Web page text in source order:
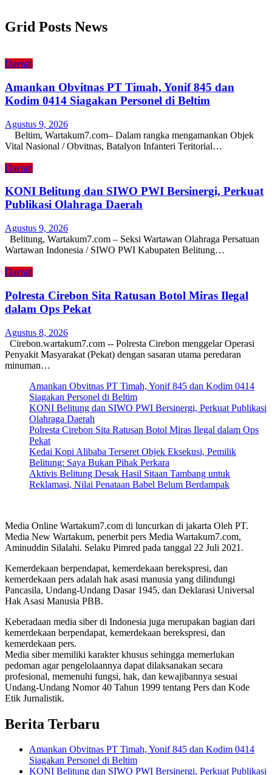
Grid Posts News
Daerah
Amankan Obvitnas PT Timah, Yonif 845 dan
Kodim 0414 Siagakan Personel di Beltim
Agustus 9, 2026
Beltim, Wartakum7.com– Dalam rangka mengamankan Objek
Vital Nasional / Obvitnas, Batalyon Infanteri Teritorial…
Daerah
KONI Belitung dan SIWO PWI Bersinergi, Perkuat
Publikasi Olahraga Daerah
Agustus 9, 2026
Belitung, Wartakum7.com – Seksi Wartawan Olahraga Persatuan
Wartawan Indonesia / SIWO PWI Kabupaten Belitung…
Daerah
Polresta Cirebon Sita Ratusan Botol Miras Ilegal
dalam Ops Pekat
Agustus 8, 2026
Cirebon.wartakum7.com -- Polresta Cirebon menggelar Operasi
Penyakit Masyarakat (Pekat) dengan sasaran utama peredaran
minuman…
Amankan Obvitnas PT Timah, Yonif 845 dan Kodim 0414
Siagakan Personel di Beltim
KONI Belitung dan SIWO PWI Bersinergi, Perkuat Publikasi
Olahraga Daerah
Polresta Cirebon Sita Ratusan Botol Miras Ilegal dalam Ops
Pekat
Kedai Kopi Alibaba Terseret Objek Eksekusi, Pemilik
Belitung: Saya Bukan Pihak Perkara
Aktivis Belitung Desak Hasil Sitaan Tambang untuk
Reklamasi, Nilai Penataan Babel Belum Berdampak
Media Online Wartakum7.com di luncurkan di jakarta Oleh PT.
Media New Wartakum, penerbit pers Media Wartakum7.com,
Aminuddin Silalahi. Selaku Pimred pada tanggal 22 Juli 2021.
Kemerdekaan berpendapat, kemerdekaan berekspresi, dan
kemerdekaan pers adalah hak asasi manusia yang dilindungi
Pancasila, Undang-Undang Dasar 1945, dan Deklarasi Universal
Hak Asasi Manusia PBB.
Keberadaan media siber di Indonesia juga merupakan bagian dari
kemerdekaan berpendapat, kemerdekaan berekspresi, dan
kemerdekaan pers.
Media siber memiliki karakter khusus sehingga memerlukan
pedoman agar pengelolaannya dapat dilaksanakan secara
profesional, memenuhi fungsi, hak, dan kewajibannya sesuai
Undang-Undang Nomor 40 Tahun 1999 tentang Pers dan Kode
Etik Jurnalistik.
Berita Terbaru
Amankan Obvitnas PT Timah, Yonif 845 dan Kodim 0414
Siagakan Personel di Beltim
KONI Belitung dan SIWO PWI Bersinergi, Perkuat Publikasi